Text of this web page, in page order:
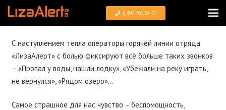
8 800 700 54 52
С наступлением тепла операторы горячей линии отряда
«ЛизаАлерт» с болью фиксируют всё больше таких звонков
– «Пропал у воды, нашли лодку», «Убежали на реку играть,
не вернулся», «Рядом озеро»…
Самое страшное для нас чувство – беспомощность,